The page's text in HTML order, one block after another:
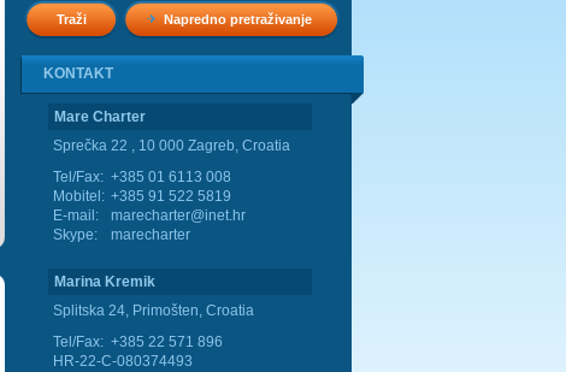
Napredno pretraživanje
KONTAKT
KONTAKT
Mare Charter
Sprečka 22 , 10 000 Zagreb, Croatia
Tel/Fax: +385 01 6113 008
Mobitel: +385 91 522 5819
E-mail:
marecharter@inet.hr
Skype:
marecharter
Marina Kremik
Splitska 24, Primošten, Croatia
Tel/Fax: +385 22 571 896
HR-22-C-080374493